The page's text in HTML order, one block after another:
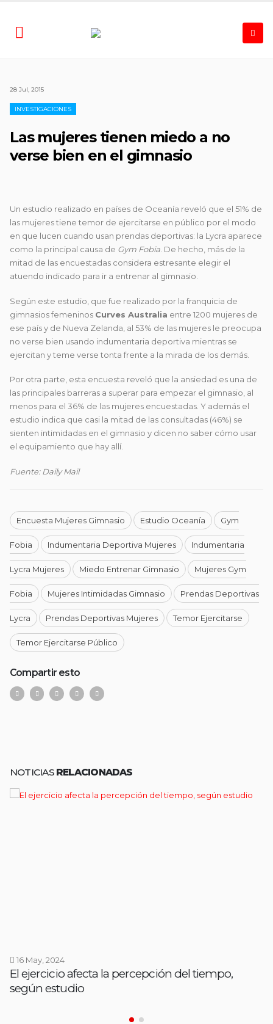
28 Jul, 2015
INVESTIGACIONES
Las mujeres tienen miedo a no
verse bien en el gimnasio
Un estudio realizado en países de Oceanía reveló que el 51% de
las mujeres tiene temor de ejercitarse en público por el modo
en que lucen cuando usan prendas deportivas: la Lycra aparece
como la principal causa de Gym Fobia . De hecho, más de la
mitad de las encuestadas considera estresante elegir el
atuendo indicado para ir a entrenar al gimnasio.
Según este estudio, que fue realizado por la franquicia de
gimnasios femeninos Curves Australia entre 1200 mujeres de
ese país y de Nueva Zelanda, al 53% de las mujeres le preocupa
no verse bien usando indumentaria deportiva mientras se
ejercitan y teme verse tonta frente a la mirada de los demás.
Por otra parte, esta encuesta reveló que la ansiedad es una de
las principales barreras a superar para empezar el gimnasio, al
menos para el 36% de las mujeres encuestadas. Y además el
estudio indica que casi la mitad de las consultadas (46%) se
sienten intimidadas en el gimnasio y dicen no saber cómo usar
el equipamiento que hay allí.
Fuente: Daily Mail
Encuesta Mujeres Gimnasio Estudio Oceanía Gym
Fobia Indumentaria Deportiva Mujeres Indumentaria
Lycra Mujeres Miedo Entrenar Gimnasio Mujeres Gym
Fobia Mujeres Intimidadas Gimnasio Prendas Deportivas
Lycra Prendas Deportivas Mujeres Temor Ejercitarse
Temor Ejercitarse Público
Compartir esto
NOTICIAS RELACIONADAS
16 May, 2024
El ejercicio afecta la percepción del tiempo,
según estudio